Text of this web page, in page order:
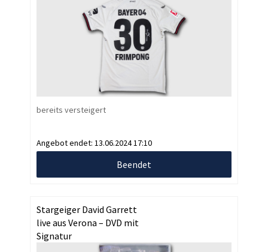
bereits versteigert
Angebot endet: 13.06.2024 17:10
Beendet
Stargeiger David Garrett
live aus Verona – DVD mit
Signatur